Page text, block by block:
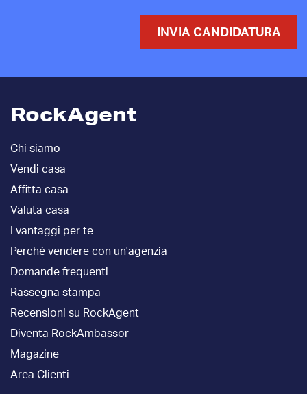
INVIA CANDIDATURA
RockAgent
Chi siamo
Vendi casa
Affitta casa
Valuta casa
I vantaggi per te
Perché vendere con un'agenzia
Domande frequenti
Rassegna stampa
Recensioni su RockAgent
Diventa RockAmbassor
Magazine
Area Clienti